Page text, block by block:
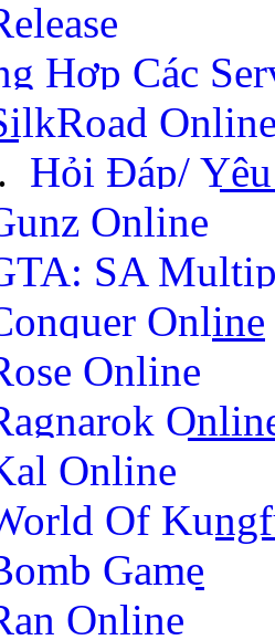
Hợp Các
Hỏi Đáp/
Online
SA
Online
Online
Online
Of
Game
Online